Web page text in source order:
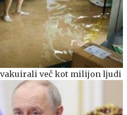
več kot milijon ljudi